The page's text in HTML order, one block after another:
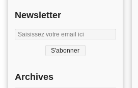
Newsletter
Archives